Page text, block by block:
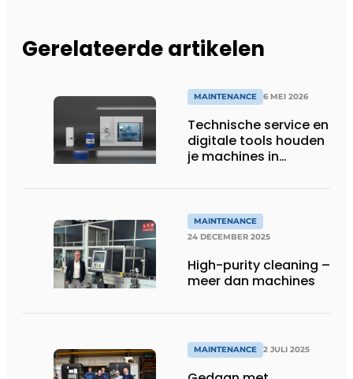
Gerelateerde artikelen
MAINTENANCE 6 MEI 2026
Technische service en
digitale tools houden
je machines in
MAINTENANCE
24 DECEMBER 2025
High-purity cleaning –
meer dan machines
MAINTENANCE 2 JULI 2025